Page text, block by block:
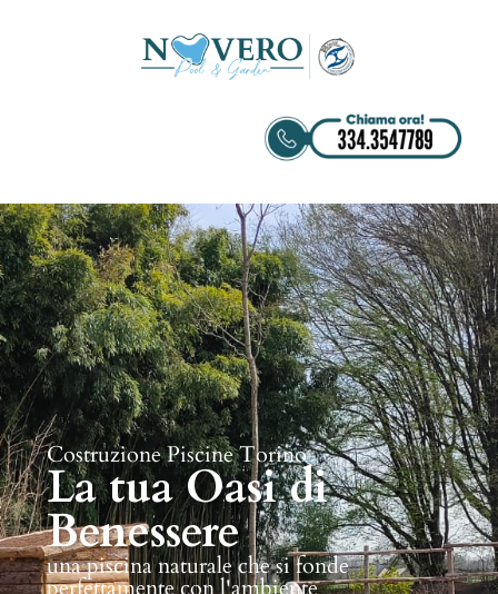
Costruzione Piscine Torino
La tua Oasi di
Benessere
una piscina naturale che si fonde
perfettamente con l'ambiente